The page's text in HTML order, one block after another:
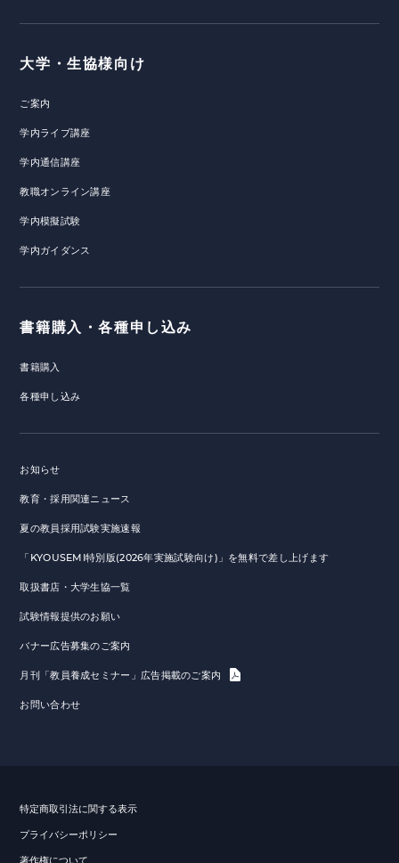
大学・生協様向け
ご案内
学内ライブ講座
学内通信講座
教職オンライン講座
学内模擬試験
学内ガイダンス
書籍購入・各種申し込み
書籍購入
各種申し込み
お知らせ
教育・採用関連ニュース
夏の教員採用試験実施速報
「KYOUSEMI特別版(2026年実施試験向け)」を無料で差し上げます
取扱書店・大学生協一覧
試験情報提供のお願い
バナー広告募集のご案内
月刊「教員養成セミナー」広告掲載のご案内
お問い合わせ
特定商取引法に関する表示
プライバシーポリシー
著作権について